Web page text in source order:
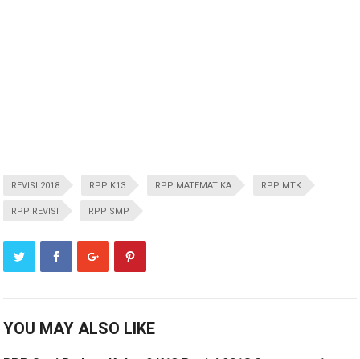
REVISI 2018 RPP K13 RPP MATEMATIKA RPP MTK
RPP REVISI RPP SMP
YOU MAY ALSO LIKE